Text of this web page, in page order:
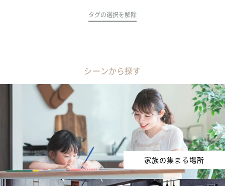
タグの選択を解除
シーンから探す
家族の集まる場所